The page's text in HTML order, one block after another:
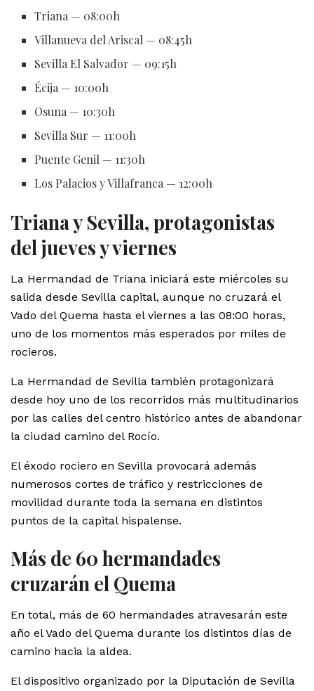
Triana — 08:00h
Villanueva del Ariscal — 08:45h
Sevilla El Salvador — 09:15h
Écija — 10:00h
Osuna — 10:30h
Sevilla Sur — 11:00h
Puente Genil — 11:30h
Los Palacios y Villafranca — 12:00h
Triana y Sevilla, protagonistas
del jueves y viernes
La Hermandad de Triana iniciará este miércoles su
salida desde Sevilla capital, aunque no cruzará el
Vado del Quema hasta el viernes a las 08:00 horas,
uno de los momentos más esperados por miles de
rocieros.
La Hermandad de Sevilla también protagonizará
desde hoy uno de los recorridos más multitudinarios
por las calles del centro histórico antes de abandonar
la ciudad camino del Rocío.
El éxodo rociero en Sevilla provocará además
numerosos cortes de tráfico y restricciones de
movilidad durante toda la semana en distintos
puntos de la capital hispalense.
Más de 60 hermandades
cruzarán el Quema
En total, más de 60 hermandades atravesarán este
año el Vado del Quema durante los distintos días de
camino hacia la aldea.
El dispositivo organizado por la Diputación de Sevilla